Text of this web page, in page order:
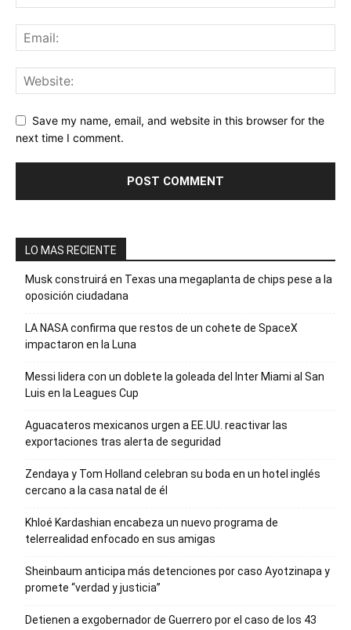
Save my name, email, and website in this browser for the
next time I comment.
LO MAS RECIENTE
Musk construirá en Texas una megaplanta de chips pese a la
oposición ciudadana
LA NASA confirma que restos de un cohete de SpaceX
impactaron en la Luna
Messi lidera con un doblete la goleada del Inter Miami al San
Luis en la Leagues Cup
Aguacateros mexicanos urgen a EE.UU. reactivar las
exportaciones tras alerta de seguridad
Zendaya y Tom Holland celebran su boda en un hotel inglés
cercano a la casa natal de él
Khloé Kardashian encabeza un nuevo programa de
telerrealidad enfocado en sus amigas
Sheinbaum anticipa más detenciones por caso Ayotzinapa y
promete “verdad y justicia”
Detienen a exgobernador de Guerrero por el caso de los 43